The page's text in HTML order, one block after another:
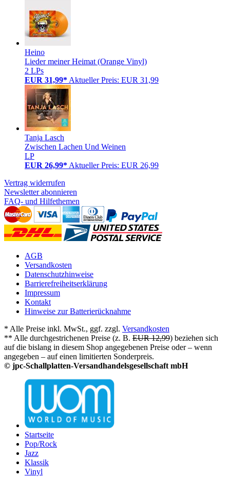
Heino
Lieder meiner Heimat (Orange Vinyl)
2 LPs
EUR 31,99* Aktueller Preis: EUR 31,99
Tanja Lasch
Zwischen Lachen Und Weinen
LP
EUR 26,99* Aktueller Preis: EUR 26,99
Vertrag widerrufen
Newsletter abonnieren
FAQ- und Hilfethemen
AGB
Versandkosten
Datenschutzhinweise
Barrierefreiheitserklärung
Impressum
Kontakt
Hinweise zur Batterierücknahme
* Alle Preise inkl. MwSt., ggf. zzgl. Versandkosten
** Alle durchgestrichenen Preise (z. B. EUR 12,99) beziehen sich
auf die bislang in diesem Shop angegebenen Preise oder – wenn
angegeben – auf einen limitierten Sonderpreis.
© jpc-Schallplatten-Versandhandelsgesellschaft mbH
Startseite
Pop/Rock
Jazz
Klassik
Vinyl